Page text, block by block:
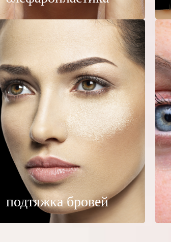
подтяжка бровей
подтяжка бровей
По большей части